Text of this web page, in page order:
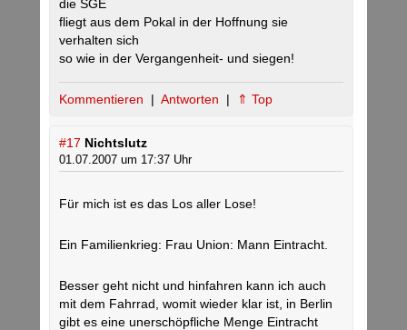
die SGE
fliegt aus dem Pokal in der Hoffnung sie
verhalten sich
so wie in der Vergangenheit- und siegen!
Kommentieren | Antworten | ⇑ Top
#17 Nichtslutz
01.07.2007 um 17:37 Uhr
Für mich ist es das Los aller Lose!
Ein Familienkrieg: Frau Union: Mann Eintracht.
Besser geht nicht und hinfahren kann ich auch
mit dem Fahrrad, womit wieder klar ist, in Berlin
gibt es eine unerschöpfliche Menge Eintracht